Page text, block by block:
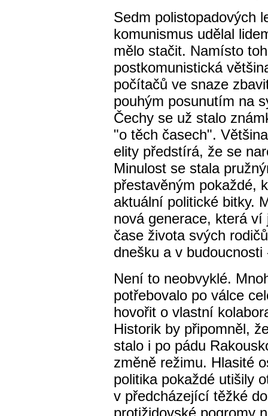
Sedm polistopadových
komunismus udělal
mělo stačit. Namísto
postkomunistická
počítačů ve snaze
pouhým posunutím na
Čechy se už stalo
"o těch časech".
elity předstírá, že se
Minulost se stala
přestavěným pokaždé,
aktuální politické bitky.
nová generace, která
čase života svých
dnešku a v
Není to neobvyklé.
potřebovalo po válce
hovořit o vlastní
Historik by připomněl,
stalo i po pádu
změně režimu. Hlasité
politika pokaždé utišily
v předcházející těžké